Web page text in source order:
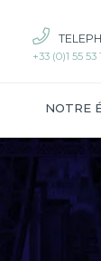
+33 (0)1 55 53
NOTRE